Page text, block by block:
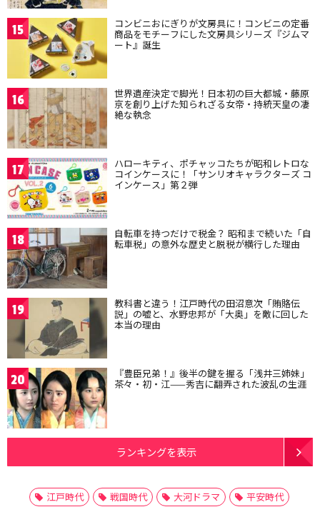
15 コンビニおにぎりが文房具に！コンビニの定番
商品をモチーフにした文房具シリーズ『ジムマ
ート』誕生
16 世界遺産決定で脚光！日本初の巨大都城・藤原
京を創り上げた知られざる女帝・持統天皇の凄
絶な執念
17 ハローキティ、ポチャッコたちが昭和レトロな
コインケースに！「サンリオキャラクターズ コ
インケース」第２弾
18 自転車を持つだけで税金？ 昭和まで続いた「自
転車税」の意外な歴史と脱税が横行した理由
19 教科書と違う！江戸時代の田沼意次「賄賂伝
説」の嘘と、水野忠邦が「大奥」を敵に回した
本当の理由
20 『豊臣兄弟！』後半の鍵を握る「浅井三姉妹」
茶々・初・江——秀吉に翻弄された波乱の生涯
ランキングを表示
江戸時代 戦国時代 大河ドラマ
平安時代